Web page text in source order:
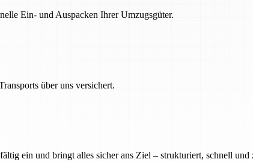
Ein- und Auspacken Ihrer Umzugsgüter.
über uns versichert.
ein und bringt alles sicher ans Ziel – strukturiert, schnell und